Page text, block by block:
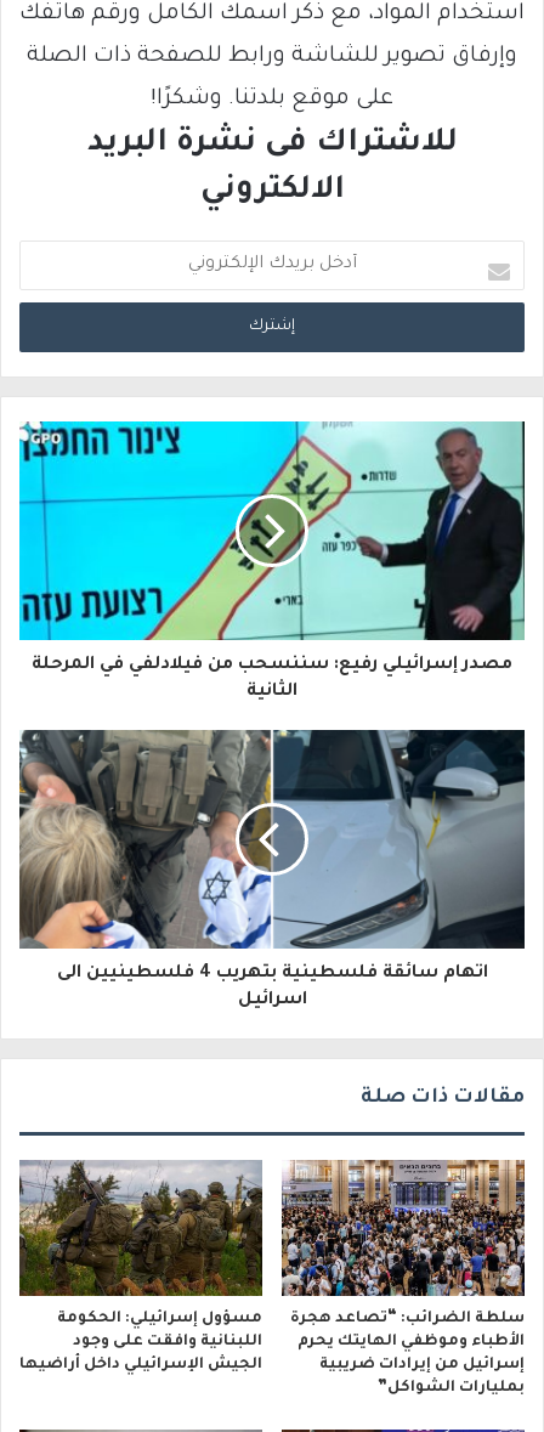
استخدام المواد، مع ذكر اسمك الكامل ورقم هاتفك
وإرفاق تصوير للشاشة ورابط للصفحة ذات الصلة
على موقع بلدتنا. وشكرًا!
للاشتراك فى نشرة البريد
الالكتروني
د
خ
ي
د
ك
ا
إ
مصدر إسرائيلي رفيع: سننسحب من فيلادلفي في المرحلة
الثانية
اتهام سائقة فلسطينية بتهريب 4 فلسطينيين الى
اسرائيل
مقالات ذات صلة
سلطة الضرائب: “تصاعد هجرة
الأطباء وموظفي الهايتك يحرم
إسرائيل من إيرادات ضريبية
بمليارات الشواكل”
مسؤول إسرائيلي: الحكومة
اللبنانية وافقت على وجود
الجيش الإسرائيلي داخل أراضيها